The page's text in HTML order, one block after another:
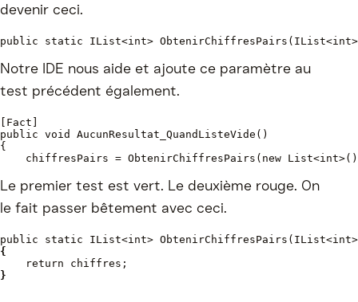
devenir ceci.
public static IList<int>
Notre IDE nous aide et ajoute ce paramètre au
test précédent également.
[Fact]
public void AucunResultat_QuandListeVide()
{
chiffresPairs = ObtenirChiffresPairs(new
Le premier test est vert. Le deuxième rouge. On
le fait passer bêtement avec ceci.
public static IList<int>
{
return chiffres;
}